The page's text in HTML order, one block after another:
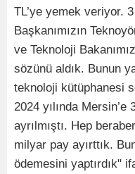
TL’ye yemek veriyor.
Başkanımızın
ve Teknoloji
sözünü aldık. Bunun
teknoloji kütüphanesi
2024 yılında
ayrılmıştı. Hep
milyar pay ayırttık.
ödemesini yaptırdık"